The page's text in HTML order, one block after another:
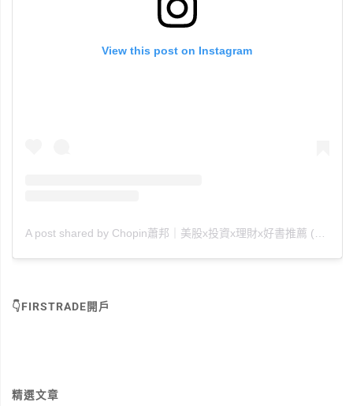
View this post on Instagram
👇FIRSTRADE開戶
精選文章